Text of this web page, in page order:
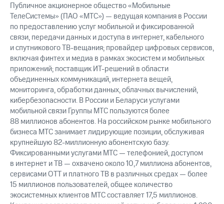
Публичное акционерное общество «Мобильные
ТелеСистемы» (ПАО «МТС») — ведущая компания в России
по предоставлению услуг мобильной и фиксированной
связи, передачи данных и доступа в интернет, кабельного
и спутникового ТВ-вещания; провайдер цифровых сервисов,
включая финтех и медиа в рамках экосистем и мобильных
приложений; поставщик ИТ-решений в области
объединенных коммуникаций, интернета вещей,
мониторинга, обработки данных, облачных вычислений,
кибербезопасности. В России и Беларуси услугами
мобильной связи Группы МТС пользуются более
88 миллионов абонентов. На российском рынке мобильного
бизнеса МТС занимает лидирующие позиции, обслуживая
крупнейшую 82-миллионную абонентскую базу.
Фиксированными услугами МТС — телефонией, доступом
в интернет и ТВ — охвачено около 10,7 миллиона абонентов,
сервисами OTT и платного ТВ в различных средах — более
15 миллионов пользователей, общее количество
экосистемных клиентов МТС составляет 17,5 миллионов.